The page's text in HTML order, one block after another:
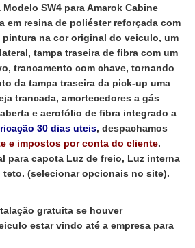
SW4 para Amarok Cabine
em resina de poliéster reforçada com
pintura na cor original do veiculo, um
tampa traseira de fibra com um
trancamento com chave, tornando
da tampa traseira da pick-up uma
trancada, amortecedores a gás
e aerofólio de fibra integrado a
30 dias uteis, despachamos
e impostos por conta do cliente.
para capota Luz de freio, Luz interna
teto. (selecionar opcionais no site).
gratuita se houver
estar vindo até a empresa para